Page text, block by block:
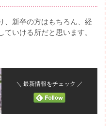
、新卒の方はもちろん、経
いける所だと思います。
＼ 最新情報をチェック ／